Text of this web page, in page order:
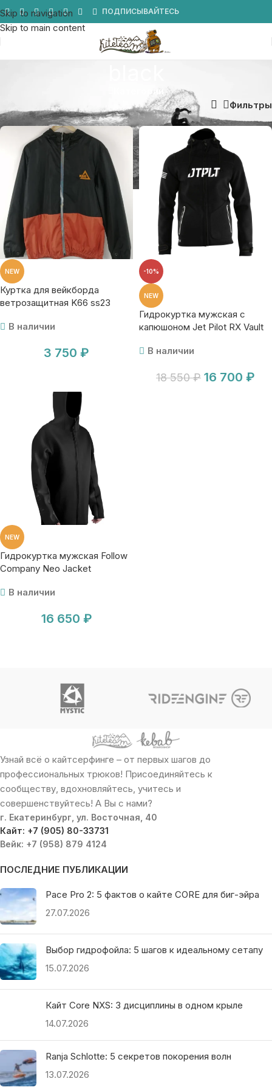
Skip to navigation
Skip to main content
ПОДПИСЫВАЙТЕСЬ
Категории
Товар Цвет Фильтры
NEW
Куртка для вейкборда
ветрозащитная K66 ss23
В наличии
3 750 ₽
-10%
NEW
Гидрокуртка мужская с
капюшоном Jet Pilot RX Vault
В наличии
18 550₽ 16 700 ₽
NEW
Гидрокуртка мужская Follow
Company Neo Jacket
В наличии
16 650 ₽
Узнай всё о кайтсерфинге – от первых шагов до
профессиональных трюков! Присоединяйтесь к
сообществу, вдохновляйтесь, учитесь и
совершенствуйтесь! А Вы с нами?
г. Екатеринбург, ул. Восточная, 40
Кайт: +7 (905) 80-33731
Вейк: +7 (958) 879 4124
ПОСЛЕДНИЕ ПУБЛИКАЦИИ
Pace Pro 2: 5 фактов о кайте CORE для биг-эйра
27.07.2026
Выбор гидрофойла: 5 шагов к идеальному сетапу
15.07.2026
Кайт Core NXS: 3 дисциплины в одном крыле
14.07.2026
Ranja Schlotte: 5 секретов покорения волн
13.07.2026